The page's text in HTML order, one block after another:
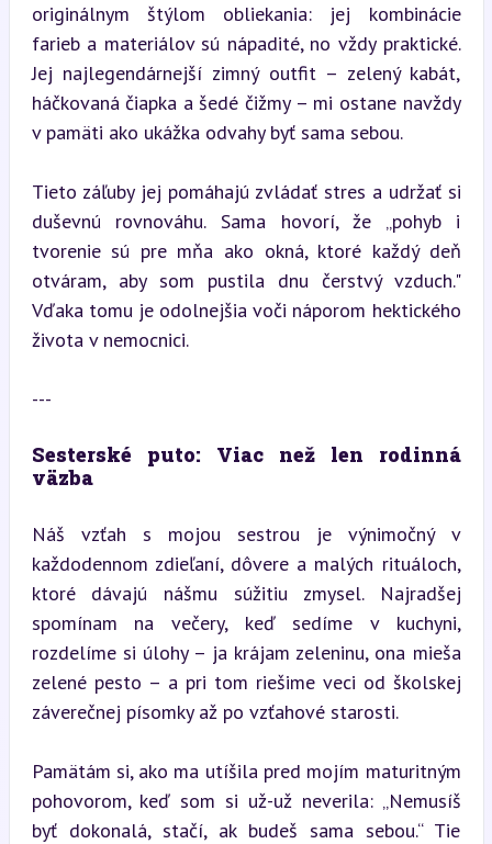
originálnym štýlom obliekania: jej kombinácie
farieb a materiálov sú nápadité, no vždy praktické.
Jej najlegendárnejší zimný outfit – zelený kabát,
háčkovaná čiapka a šedé čižmy – mi ostane navždy
v pamäti ako ukážka odvahy byť sama sebou.
Tieto záľuby jej pomáhajú zvládať stres a udržať si
duševnú rovnováhu. Sama hovorí, že „pohyb i
tvorenie sú pre mňa ako okná, ktoré každý deň
otváram, aby som pustila dnu čerstvý vzduch."
Vďaka tomu je odolnejšia voči náporom hektického
života v nemocnici.
---
Sesterské puto: Viac než len rodinná
väzba
Náš vzťah s mojou sestrou je výnimočný v
každodennom zdieľaní, dôvere a malých rituáloch,
ktoré dávajú nášmu súžitiu zmysel. Najradšej
spomínam na večery, keď sedíme v kuchyni,
rozdelíme si úlohy – ja krájam zeleninu, ona mieša
zelené pesto – a pri tom riešime veci od školskej
záverečnej písomky až po vzťahové starosti.
Pamätám si, ako ma utíšila pred mojím maturitným
pohovorom, keď som si už-už neverila: „Nemusíš
byť dokonalá, stačí, ak budeš sama sebou.“ Tie